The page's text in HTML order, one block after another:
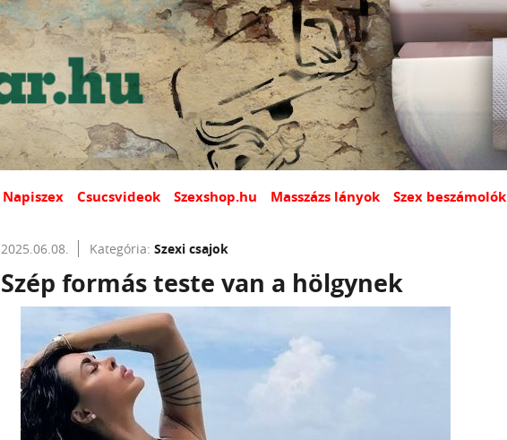
Napiszex Csucsvideok Szexshop.hu Masszázs lányok Szex beszámolók
2025.06.08. Kategória: Szexi csajok
Szép formás teste van a hölgynek